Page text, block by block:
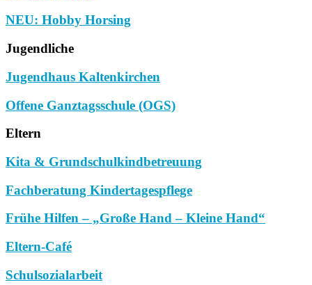
NEU: Hobby Horsing
Jugendliche
Jugendhaus Kaltenkirchen
Offene Ganztagsschule (OGS)
Eltern
Kita & Grundschulkindbetreuung
Fachberatung Kindertagespflege
Frühe Hilfen – „Große Hand – Kleine Hand“
Eltern-Café
Schulsozialarbeit